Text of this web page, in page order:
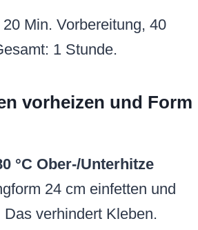
Min. Vorbereitung, 40
1 Stunde.
vorheizen und Form
°C Ober-/Unterhitze
24 cm einfetten und
verhindert Kleben.